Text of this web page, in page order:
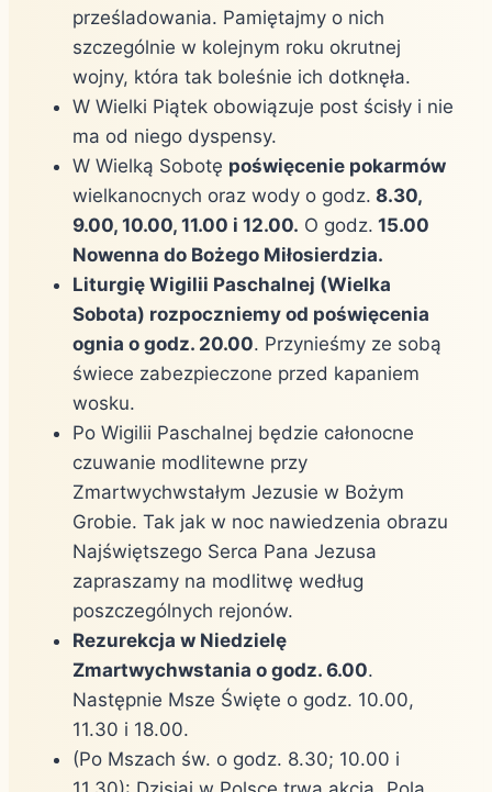
prześladowania. Pamiętajmy o nich
szczególnie w kolejnym roku okrutnej
wojny, która tak boleśnie ich dotknęła.
W Wielki Piątek obowiązuje post ścisły i nie
ma od niego dyspensy.
W Wielką Sobotę poświęcenie pokarmów
wielkanocnych oraz wody o godz. 8.30,
9.00, 10.00, 11.00 i 12.00. O godz. 15.00
Nowenna do Bożego Miłosierdzia.
Liturgię Wigilii Paschalnej (Wielka
Sobota) rozpoczniemy od poświęcenia
ognia o godz. 20.00. Przynieśmy ze sobą
świece zabezpieczone przed kapaniem
wosku.
Po Wigilii Paschalnej będzie całonocne
czuwanie modlitewne przy
Zmartwychwstałym Jezusie w Bożym
Grobie. Tak jak w noc nawiedzenia obrazu
Najświętszego Serca Pana Jezusa
zapraszamy na modlitwę według
poszczególnych rejonów.
Rezurekcja w Niedzielę
Zmartwychwstania o godz. 6.00.
Następnie Msze Święte o godz. 10.00,
11.30 i 18.00.
(Po Mszach św. o godz. 8.30; 10.00 i